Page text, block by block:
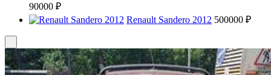
90000 ₽
Renault Sandero 2012 500000 ₽